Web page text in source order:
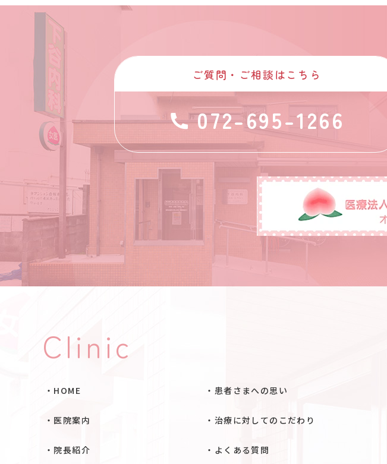
ご質問・ご相談はこちら
072-695-1266
Clinic
HOME
医院案内
院長紹介
患者さまへの思い
治療に対してのこだわり
よくある質問